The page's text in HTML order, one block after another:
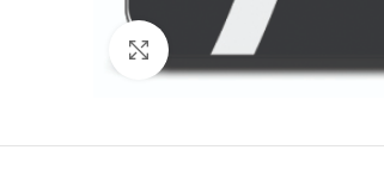
Προβολή